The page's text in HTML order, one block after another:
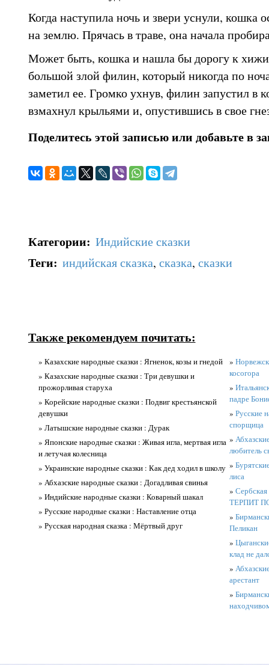
Когда наступила ночь и звери уснули, кошка
на землю. Прячась в траве, она начала
Может быть, кошка и нашла бы дорогу к
большой злой филин, который никогда по
заметил ее. Громко ухнув, филин запустил в
взмахнул крыльями и, опустившись в свое
Поделитесь этой записью или добавьте в
Категории: Индийские сказки
Теги: индийская сказка, сказка, сказки
Также рекомендуем почитать:
» Казахские народные сказки : Ягненок, козы и гнедой
» Казахские народные сказки : Три девушки и
прожорливая старуха
» Корейские народные сказки : Подвиг крестьянской
девушки
» Латышские народные сказки : Дурак
» Японские народные сказки : Живая игла, мертвая игла
и летучая колесница
» Украинские народные сказки : Как дед ходил в школу
» Абхазские народные сказки : Догадливая свинья
» Индийские народные сказки : Коварный шакал
» Русские народные сказки : Наставление отца
» Русская народная сказка : Мёртвый друг
»
косогора
»
падре
» Русские
спорщица
»
любитель
»
лиса
»
ТЕРПИТ
»
Пеликан
»
клад не
»
арестант
»